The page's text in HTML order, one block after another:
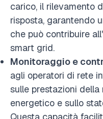
carico, il rilevamento
risposta, garantendo
che può contribuire
smart grid.
Monitoraggio e
agli operatori di rete
sulle prestazioni
energetico e sullo